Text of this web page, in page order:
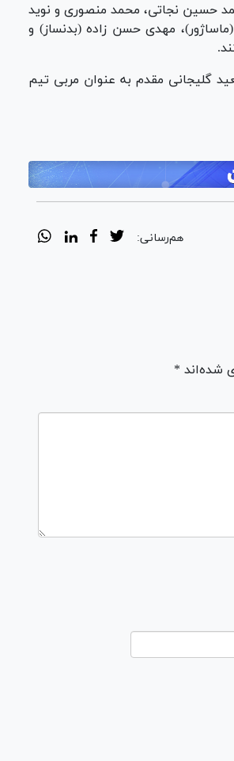
حسین نجاتی، محمد منصوری و نوید
مهدی حسن زاده (بدنساز) و
گلیجانی مقدم به عنوان مربی تیم
هم‌رسانی:
شده‌اند *